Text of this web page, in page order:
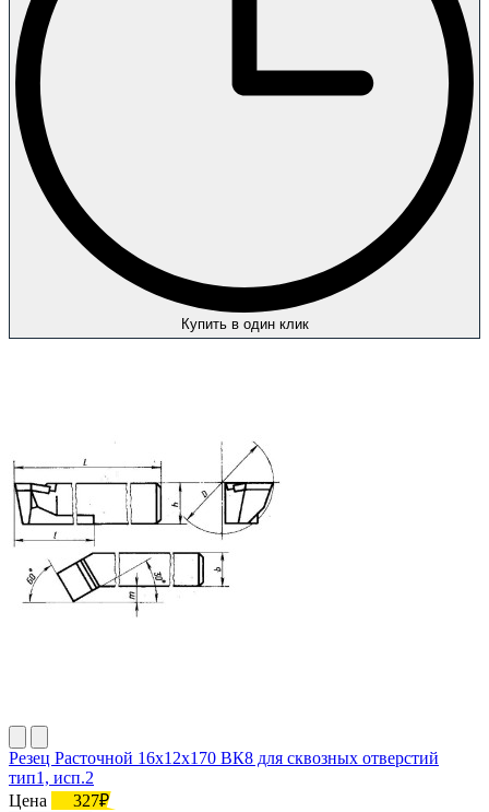
Купить в один клик
Резец Расточной 16х12х170 ВК8 для сквозных отверстий
тип1, исп.2
Цена
327₽